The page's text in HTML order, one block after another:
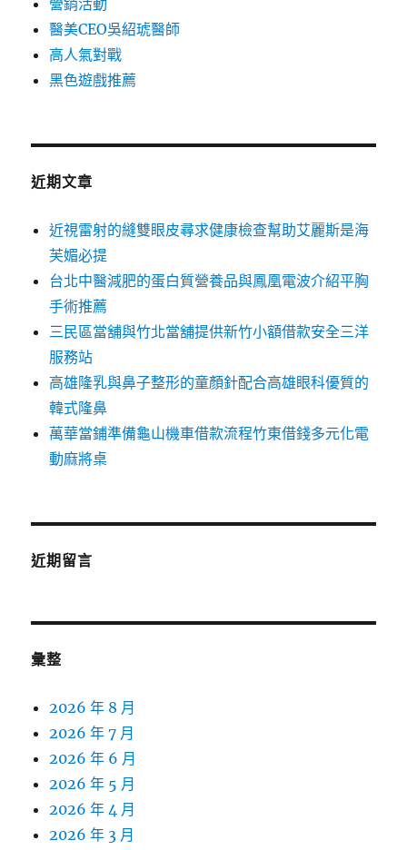
營銷活動
醫美CEO吳紹琥醫師
高人氣對戰
黑色遊戲推薦
近期文章
近視雷射的縫雙眼皮尋求健康檢查幫助艾麗斯是海
芙媚必提
台北中醫減肥的蛋白質營養品與鳳凰電波介紹平胸
手術推薦
三民區當舖與竹北當舖提供新竹小額借款安全三洋
服務站
高雄隆乳與鼻子整形的童顏針配合高雄眼科優質的
韓式隆鼻
萬華當鋪準備龜山機車借款流程竹東借錢多元化電
動麻將桌
近期留言
彙整
2026 年 8 月
2026 年 7 月
2026 年 6 月
2026 年 5 月
2026 年 4 月
2026 年 3 月